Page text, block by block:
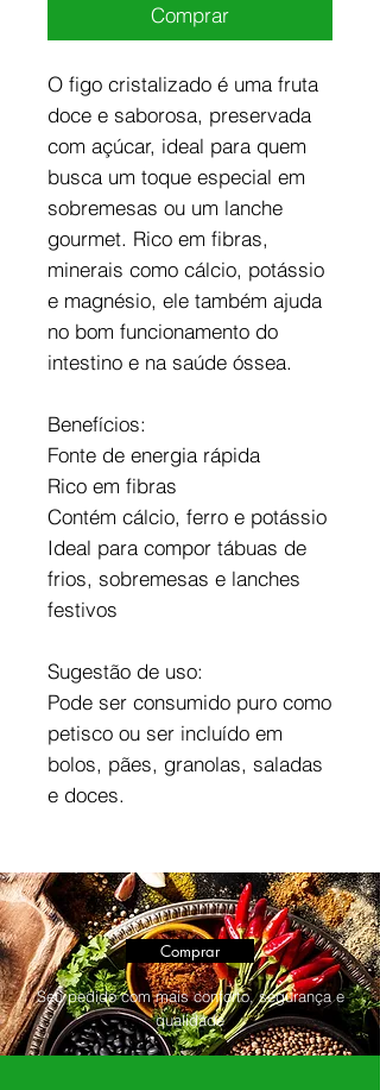
Comprar
O figo cristalizado é uma fruta
doce e saborosa, preservada
com açúcar, ideal para quem
busca um toque especial em
sobremesas ou um lanche
gourmet. Rico em fibras,
minerais como cálcio, potássio
e magnésio, ele também ajuda
no bom funcionamento do
intestino e na saúde óssea.
Benefícios:
Fonte de energia rápida
Rico em fibras
Contém cálcio, ferro e potássio
Ideal para compor tábuas de
frios, sobremesas e lanches
festivos
Sugestão de uso:
Pode ser consumido puro como
petisco ou ser incluído em
bolos, pães, granolas, saladas
e doces.
Comprar
Seu pedido com mais conforto, segurança e
qualidade